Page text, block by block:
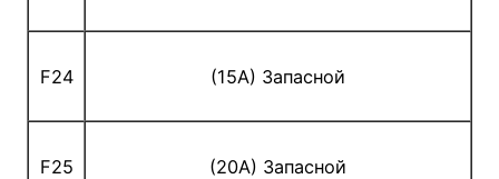
F24 (15A) Запасной
F25 (20A) Запасной